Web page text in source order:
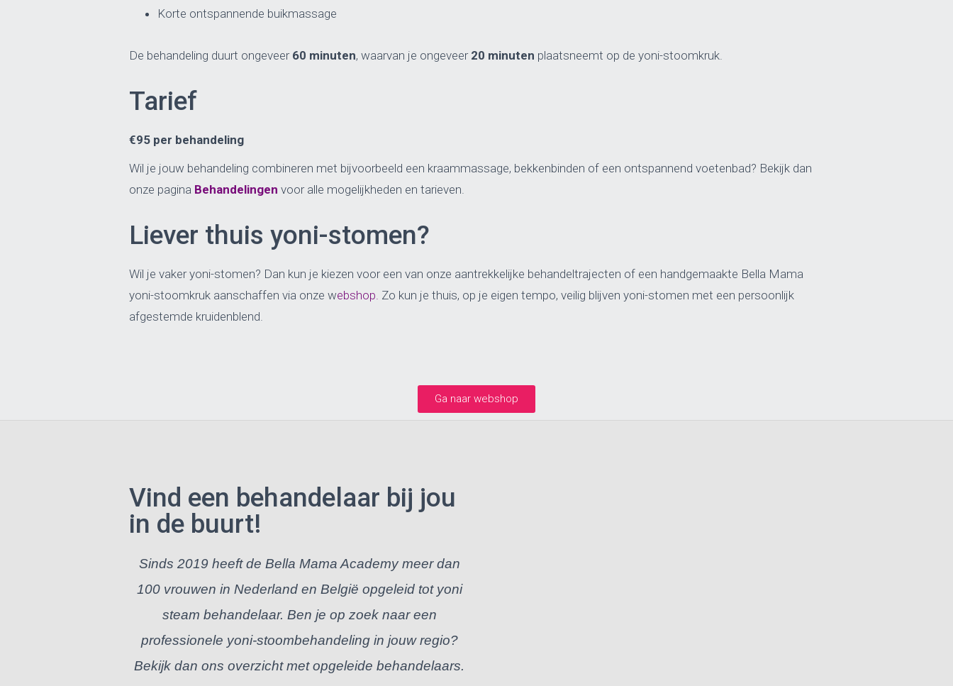
Korte ontspannende buikmassage
De behandeling duurt ongeveer 60 minuten, waarvan je ongeveer 20 minuten plaatsneemt op de yoni-stoomkruk.
Tarief
€95 per behandeling
Wil je jouw behandeling combineren met bijvoorbeeld een kraammassage, bekkenbinden of een ontspannend voetenbad? Bekijk dan
onze pagina Behandelingen voor alle mogelijkheden en tarieven.
Liever thuis yoni-stomen?
Wil je vaker yoni-stomen? Dan kun je kiezen voor een van onze aantrekkelijke behandeltrajecten of een handgemaakte Bella Mama
yoni-stoomkruk aanschaffen via onze webshop. Zo kun je thuis, op je eigen tempo, veilig blijven yoni-stomen met een persoonlijk
afgestemde kruidenblend.
Ga naar webshop
Vind een behandelaar bij jou
in de buurt!
Sinds 2019 heeft de Bella Mama Academy meer dan
100 vrouwen in Nederland en België opgeleid tot yoni
steam behandelaar. Ben je op zoek naar een
professionele yoni-stoombehandeling in jouw regio?
Bekijk dan ons overzicht met opgeleide behandelaars.